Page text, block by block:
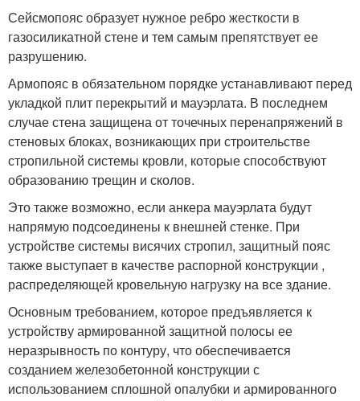
Сейсмопояс образует нужное ребро жесткости в
газосиликатной стене и тем самым препятствует ее
разрушению.
Армопояс в обязательном порядке устанавливают перед
укладкой плит перекрытий и мауэрлата. В последнем
случае стена защищена от точечных перенапряжений в
стеновых блоках, возникающих при строительстве
стропильной системы кровли, которые способствуют
образованию трещин и сколов.
Это также возможно, если анкера мауэрлата будут
напрямую подсоединены к внешней стенке. При
устройстве системы висячих стропил, защитный пояс
также выступает в качестве распорной конструкции ,
распределяющей кровельную нагрузку на все здание.
Основным требованием, которое предъявляется к
устройству армированной защитной полосы ее
неразрывность по контуру, что обеспечивается
созданием железобетонной конструкции с
использованием сплошной опалубки и армированного